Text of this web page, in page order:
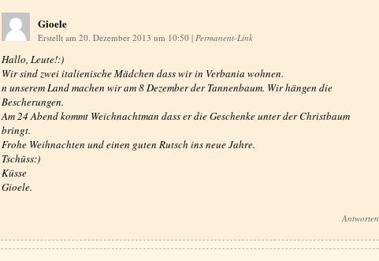
Gioele
Erstellt am 20. Dezember 2013 um 10:50 | Permanent-Link
Hallo, Leute!:)
Wir sind zwei italienische Mädchen dass wir in Verbania wohnen.
n unserem Land machen wir am 8 Dezember der Tannenbaum. Wir hängen die
Bescherungen.
Am 24 Abend kommt Weichnachtman dass er die Geschenke unter der Christbaum
bringt.
Frohe Weihnachten und einen guten Rutsch ins neue Jahre.
Tschüss:)
Küsse
Gioele.
Antworten